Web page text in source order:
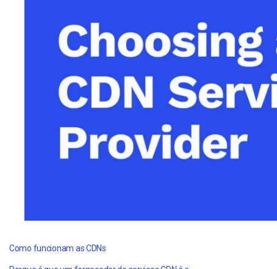
Video CMS
Privacidade e Segurança
Como funcionam as CDNs